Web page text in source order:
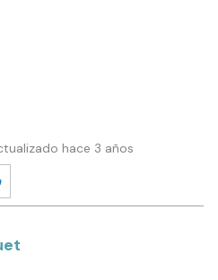
hace 3 años